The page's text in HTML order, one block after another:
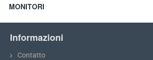
MONITORI
Informazioni
Contatto